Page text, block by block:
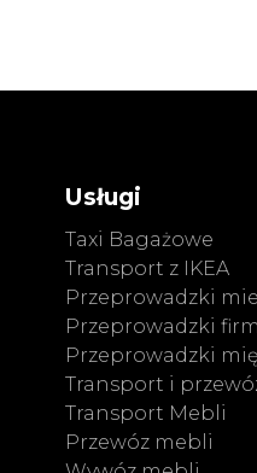
Usługi
Taxi Bagażowe
Transport z IKEA
Przeprowadzki
Przeprowadzki
Przeprowadzki
Transport i
Transport Mebli
Przewóz mebli